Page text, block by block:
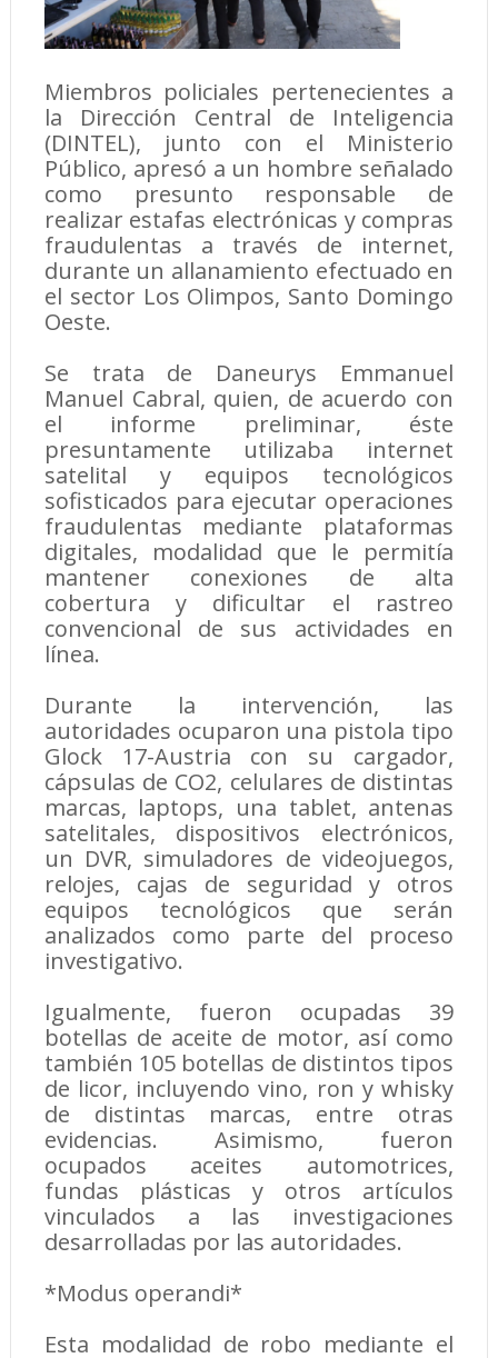
Miembros policiales pertenecientes a
la Dirección Central de Inteligencia
(DINTEL), junto con el Ministerio
Público, apresó a un hombre señalado
como presunto responsable de
realizar estafas electrónicas y compras
fraudulentas a través de internet,
durante un allanamiento efectuado en
el sector Los Olimpos, Santo Domingo
Oeste.
Se trata de Daneurys Emmanuel
Manuel Cabral, quien, de acuerdo con
el informe preliminar, éste
presuntamente utilizaba internet
satelital y equipos tecnológicos
sofisticados para ejecutar operaciones
fraudulentas mediante plataformas
digitales, modalidad que le permitía
mantener conexiones de alta
cobertura y dificultar el rastreo
convencional de sus actividades en
línea.
Durante la intervención, las
autoridades ocuparon una pistola tipo
Glock 17-Austria con su cargador,
cápsulas de CO2, celulares de distintas
marcas, laptops, una tablet, antenas
satelitales, dispositivos electrónicos,
un DVR, simuladores de videojuegos,
relojes, cajas de seguridad y otros
equipos tecnológicos que serán
analizados como parte del proceso
investigativo.
Igualmente, fueron ocupadas 39
botellas de aceite de motor, así como
también 105 botellas de distintos tipos
de licor, incluyendo vino, ron y whisky
de distintas marcas, entre otras
evidencias. Asimismo, fueron
ocupados aceites automotrices,
fundas plásticas y otros artículos
vinculados a las investigaciones
desarrolladas por las autoridades.
*Modus operandi*
Esta modalidad de robo mediante el